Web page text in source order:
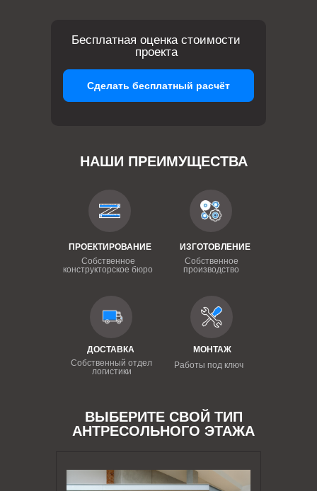
НАШИ ПРЕИМУЩЕСТВА
ПРОЕКТИРОВАНИЕ
Собственное
конструкторское бюро
ИЗГОТОВЛЕНИЕ
Собственное
производство
ДОСТАВКА
Собственный отдел
логистики
МОНТАЖ
Работы под ключ
Бесплатная оценка стоимости
проекта
Сделать бесплатный расчёт
ВЫБЕРИТЕ СВОЙ ТИП
АНТРЕСОЛЬНОГО ЭТАЖА